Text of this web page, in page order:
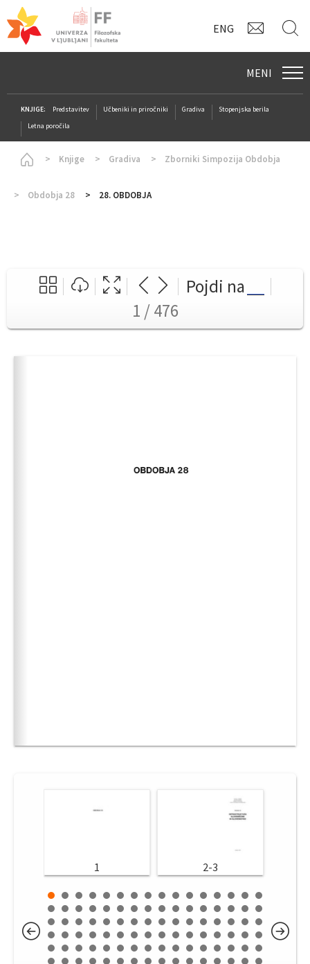
ENG
MENI
KNJIGE: Predstavitev Učbeniki in priročniki Gradiva
Stopenjska berila
Letna poročila
Homepage
Knjige Gradiva Zborniki Simpozija Obdobja
Obdobja 28 28. OBDOBJA
Pojdi na
1 / 476
1 2-3